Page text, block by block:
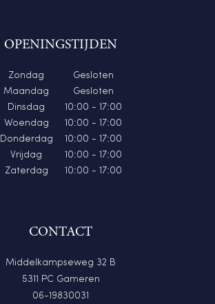
OPENINGSTIJDEN
Zondag
Gesloten
Maandag
Gesloten
Dinsdag
10:00 - 17:00
Woendag
10:00 - 17:00
Donderdag
10:00 - 17:00
Vrijdag
10:00 - 17:00
Zaterdag
10:00 - 17:00
CONTACT
Middelkampseweg 32 B
5311 PC Gameren
06-19830031